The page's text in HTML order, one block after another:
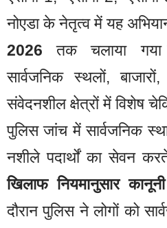
नोएडा के नेतृत्व में यह
2026 तक चलाया
सार्वजनिक स्थलों,
संवेदनशील क्षेत्रों में विशेष
पुलिस जांच में सार्वजनिक
नशीले पदार्थों का सेवन
खिलाफ नियमानुसार कानूनी
दौरान पुलिस ने लोगों को